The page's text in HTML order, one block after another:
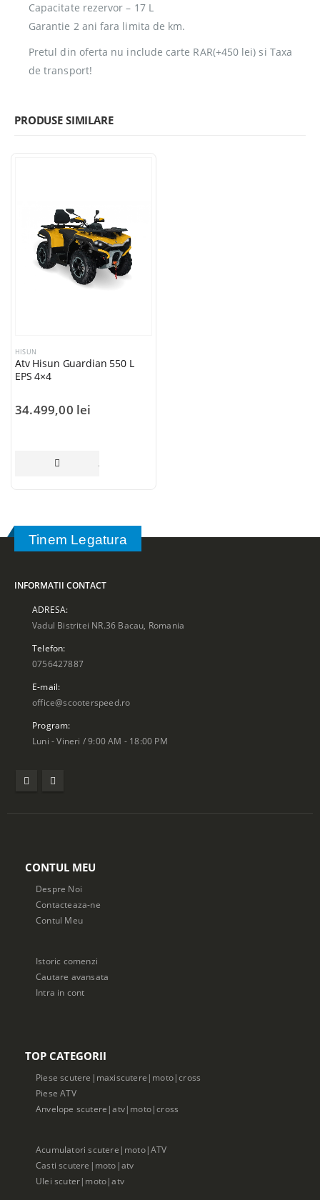
Capacitate rezervor – 17 L
Garantie 2 ani fara limita de km.
Pretul din oferta nu include carte RAR(+450 lei) si Taxa
de transport!
PRODUSE SIMILARE
HISUN
Atv Hisun Guardian 550 L
EPS 4×4
34.499,00 lei
ADAUGĂ ÎN COȘ
Tinem Legatura
INFORMATII CONTACT
ADRESA:
Vadul Bistritei NR.36 Bacau, Romania
Telefon:
0756427887
E-mail:
office@scooterspeed.ro
Program:
Luni - Vineri / 9:00 AM - 18:00 PM
CONTUL MEU
Despre Noi
Contacteaza-ne
Contul Meu
Istoric comenzi
Cautare avansata
Intra in cont
TOP CATEGORII
Piese scutere|maxiscutere|moto|cross
Piese ATV
Anvelope scutere|atv|moto|cross
Acumulatori scutere|moto|ATV
Casti scutere|moto|atv
Ulei scuter|moto|atv